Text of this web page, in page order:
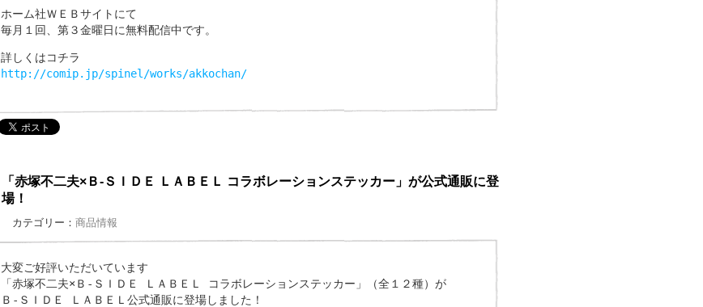
ホーム社ＷＥＢサイトにて
毎月１回、第３金曜日に無料配信中です。
詳しくはコチラ
http://comip.jp/spinel/works/akkochan/
「赤塚不二夫×Ｂ‐ＳＩＤＥ ＬＡＢＥＬ コラボレーションステッカー」が公式通販に登
場！
カテゴリー： 商品情報
大変ご好評いただいています
「赤塚不二夫×Ｂ‐ＳＩＤＥ ＬＡＢＥＬ コラボレーションステッカー」（全１２種）が
Ｂ‐ＳＩＤＥ ＬＡＢＥＬ公式通販に登場しました！